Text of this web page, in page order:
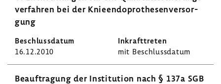
ver­fahren bei der Knie­en­do­pro­the­sen­ver­sor­
gung
16.12.2010 mit Beschluss­datum
Beauf­tra­gung der Insti­tu­tion nach § 137a SGB